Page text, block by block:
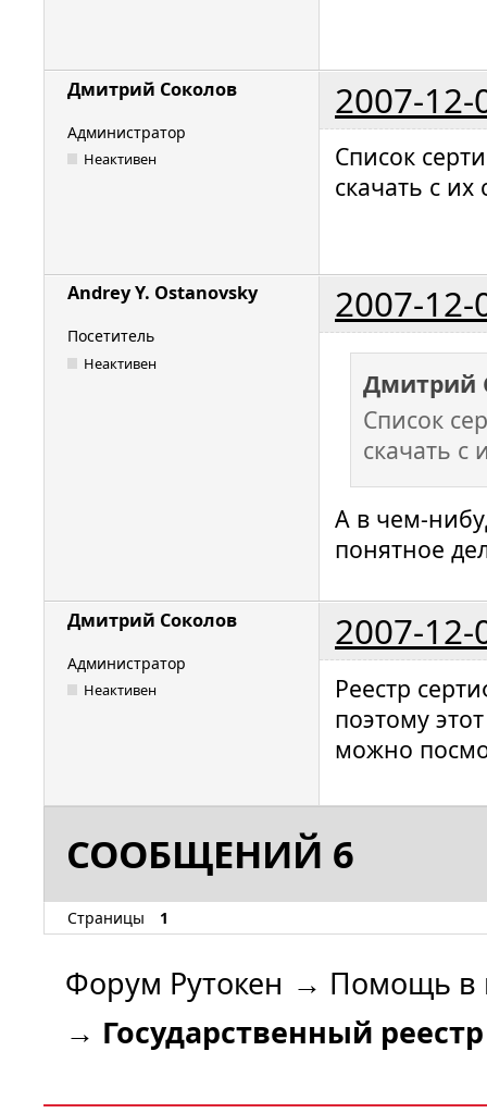
Дмитрий Соколов 2007-12-
Администратор
Неактивен
Список
скачать с их
Andrey Y. Ostanovsky 2007-12-
Посетитель
Неактивен
Дмитрий
Список
скачать с
А в чем-
понятное
Дмитрий Соколов 2007-12-
Администратор
Неактивен
Реестр
поэтому
можно
СООБЩЕНИЙ 6
Страницы 1
Форум Рутокен → Помощь в
→ Государственный